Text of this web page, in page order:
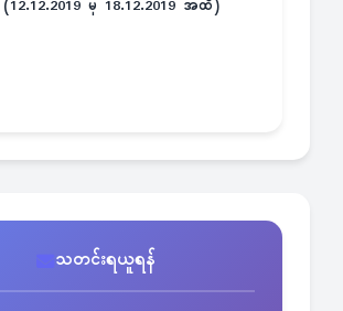
(12.12.2019 မှ 18.12.2019 အထိ)
သတင်းရယူရန်